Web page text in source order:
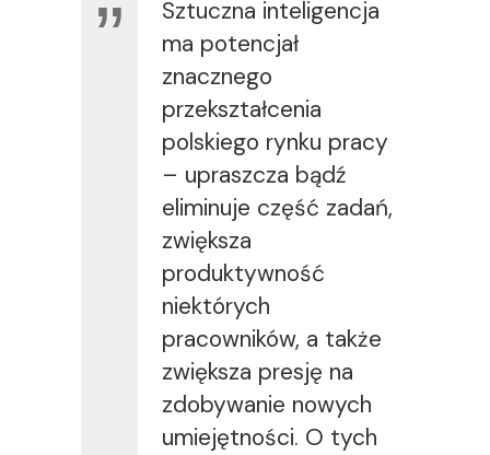
Sztuczna inteligencja
ma potencjał
znacznego
przekształcenia
polskiego rynku pracy
– upraszcza bądź
eliminuje część zadań,
zwiększa
produktywność
niektórych
pracowników, a także
zwiększa presję na
zdobywanie nowych
umiejętności. O tych